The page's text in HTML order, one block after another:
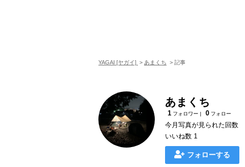
YAGAI [ヤガイ] > あまくち > 記事
あまくち
1 フォロワー | 0 フォロー
今月写真が見られた回数
いいね数 1
フォローする